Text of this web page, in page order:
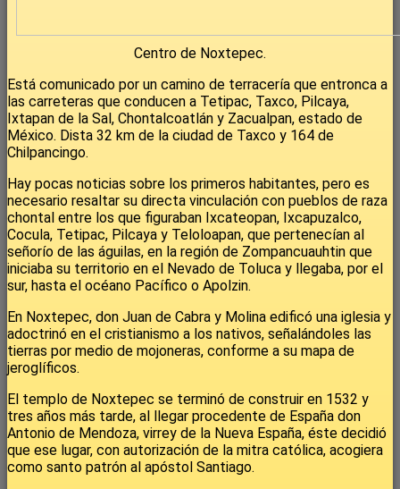
Centro de Noxtepec.
Está comunicado por un camino de terracería que entronca a
las carreteras que conducen a Tetipac, Taxco, Pilcaya,
Ixtapan de la Sal, Chontalcoatlán y Zacualpan, estado de
México. Dista 32 km de la ciudad de Taxco y 164 de
Chilpancingo.
Hay pocas noticias sobre los primeros habitantes, pero es
necesario resaltar su directa vinculación con pueblos de raza
chontal entre los que figuraban Ixcateopan, Ixcapuzalco,
Cocula, Tetipac, Pilcaya y Teloloapan, que pertenecían al
señorío de las águilas, en la región de Zompancuauhtin que
iniciaba su territorio en el Nevado de Toluca y llegaba, por el
sur, hasta el océano Pacífico o Apolzin.
En Noxtepec, don Juan de Cabra y Molina edificó una iglesia y
adoctrinó en el cristianismo a los nativos, señalándoles las
tierras por medio de mojoneras, conforme a su mapa de
jeroglíficos.
El templo de Noxtepec se terminó de construir en 1532 y
tres años más tarde, al llegar procedente de España don
Antonio de Mendoza, virrey de la Nueva España, éste decidió
que ese lugar, con autorización de la mitra católica, acogiera
como santo patrón al apóstol Santiago.